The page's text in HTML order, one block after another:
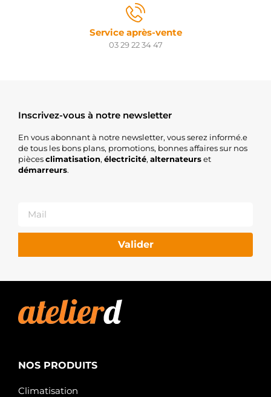
Service après-vente
03 29 22 34 47
Inscrivez-vous à notre newsletter
En vous abonnant à notre newsletter, vous serez informé.e
de tous les bons plans, promotions, bonnes affaires sur nos
piècesclimatisation, électricité, alternateurset
démarreurs.
Valider
NOS PRODUITS
Climatisation